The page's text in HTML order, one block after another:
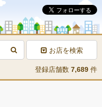
お店を検索
登録店舗数 7,689 件